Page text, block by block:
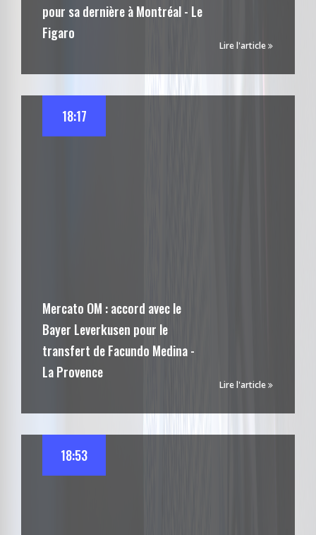
pour sa dernière à Montréal - Le
Figaro
Lire l'article
Mercato OM : accord avec le
Bayer Leverkusen pour le
transfert de Facundo Medina -
La Provence
18:17
Lire l'article
18:53